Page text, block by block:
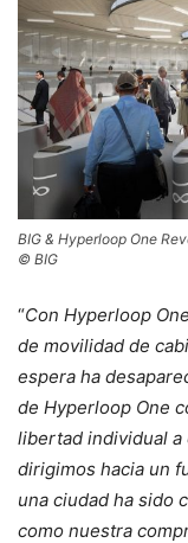
BIG & Hyperloop One
© BIG
“Con Hyperloop
de movilidad de
espera ha
de Hyperloop One
libertad individual a
dirigimos hacia un
una ciudad ha sido
como nuestra